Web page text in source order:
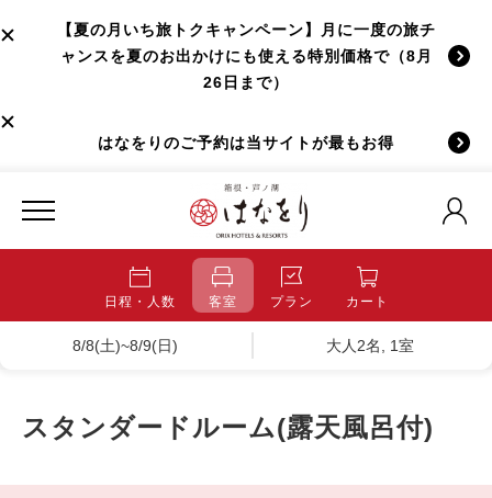
【夏の月いち旅トクキャンペーン】月に一度の旅チ
ャンスを夏のお出かけにも使える特別価格で（8月
26日まで）
はなをりのご予約は当サイトが最もお得
日程・人数 客室 プラン カート
8/8(土)~8/9(日) 大人2名, 1室
スタンダードルーム(露天風呂付)